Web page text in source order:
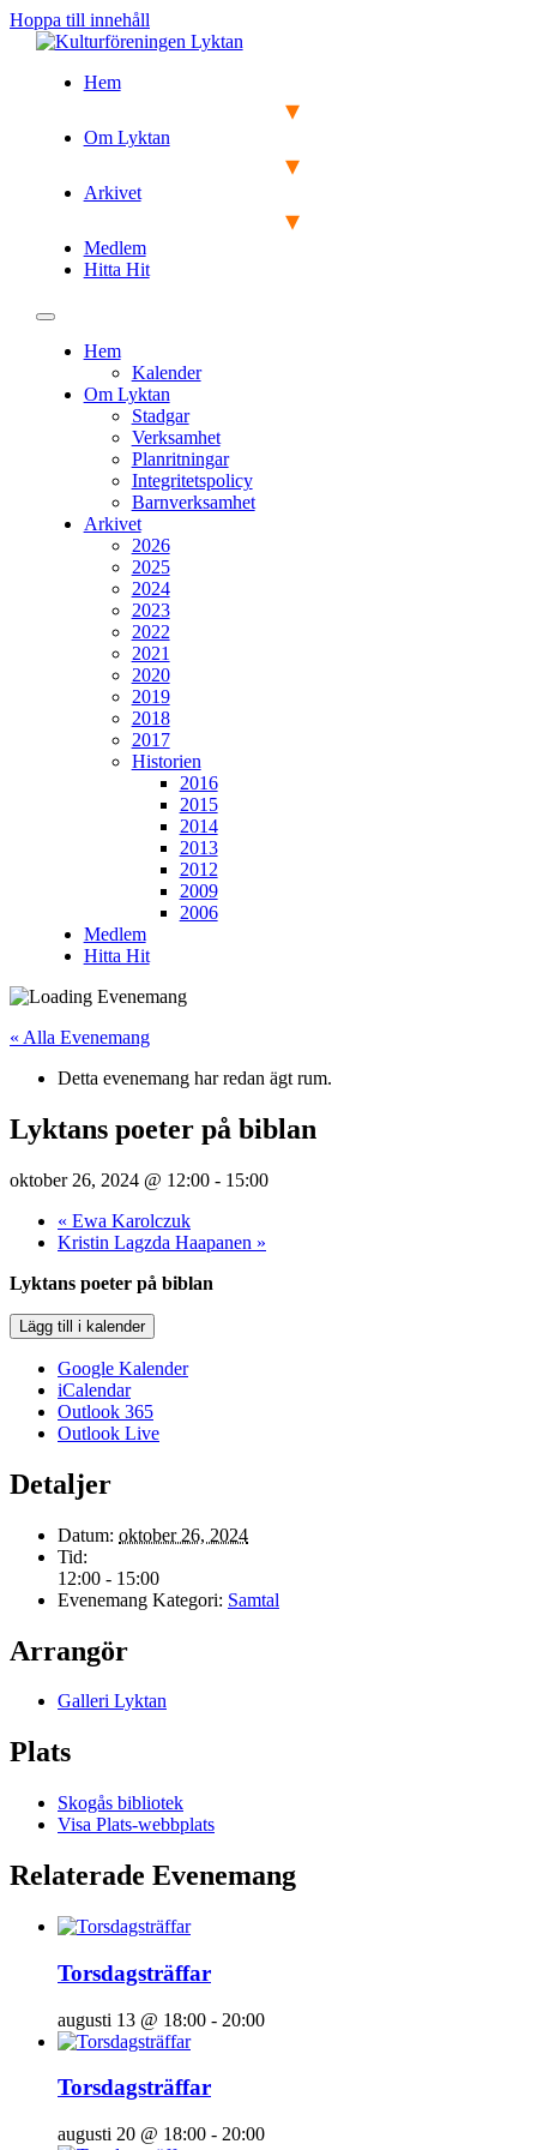
Hoppa till innehåll
Hem
Om Lyktan
Arkivet
Medlem
Hitta Hit
Hem
Kalender
Om Lyktan
Stadgar
Verksamhet
Planritningar
Integritetspolicy
Barnverksamhet
Arkivet
2026
2025
2024
2023
2022
2021
2020
2019
2018
2017
Historien
2016
2015
2014
2013
2012
2009
2006
Medlem
Hitta Hit
« Alla Evenemang
Detta evenemang har redan ägt rum.
Lyktans poeter på biblan
oktober 26, 2024 @ 12:00 - 15:00
« Ewa Karolczuk
Kristin Lagzda Haapanen »
Lyktans poeter på biblan
Lägg till i kalender
Google Kalender
iCalendar
Outlook 365
Outlook Live
Detaljer
Datum: oktober 26, 2024
Tid:
12:00 - 15:00
Evenemang Kategori: Samtal
Arrangör
Galleri Lyktan
Plats
Skogås bibliotek
Visa Plats-webbplats
Relaterade Evenemang
Torsdagsträffar
augusti 13 @ 18:00 - 20:00
Torsdagsträffar
augusti 20 @ 18:00 - 20:00